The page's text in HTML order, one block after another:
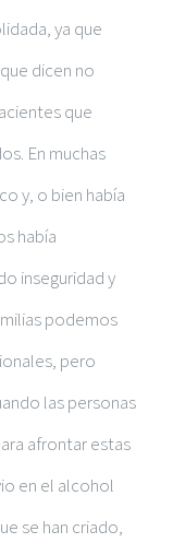
ya que
dicen no
que
En muchas
y, o bien había
había
inseguridad y
podemos
pero
las personas
afrontar estas
en el alcohol
se han criado,